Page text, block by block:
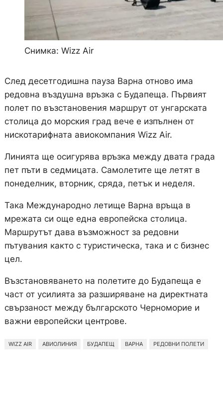
Снимка: Wizz Air
След десетгодишна пауза Варна отново има
редовна въздушна връзка с Будапеща. Първият
полет по възстановения маршрут от унгарската
столица до морския град вече е изпълнен от
нискотарифната авиокомпания Wizz Air.
Линията ще осигурява връзка между двата града
пет пъти в седмицата. Самолетите ще летят в
понеделник, вторник, сряда, петък и неделя.
Така Международно летище Варна връща в
мрежата си още една европейска столица.
Маршрутът дава възможност за редовни
пътувания както с туристическа, така и с бизнес
цел.
Възстановяването на полетите до Будапеща е
част от усилията за разширяване на директната
свързаност между българското Черноморие и
важни европейски центрове.
WIZZ AIR АВИОЛИНИЯ БУДАПЕЩ ВАРНА РЕДОВНИ ПОЛЕТИ